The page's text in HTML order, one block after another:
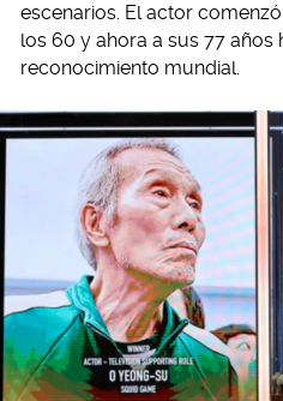
escenarios. El actor
los 60 y ahora a sus 77 años
reconocimiento mundial.